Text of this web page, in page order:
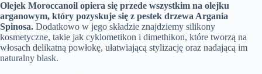
Olejek Moroccanoil opiera się przede wszystkim na olejku
arganowym, który pozyskuje się z pestek drzewa Argania
Spinosa. Dodatkowo w jego składzie znajdziemy silikony
kosmetyczne, takie jak cyklometikon i dimethikon, które tworzą na
włosach delikatną powłokę, ułatwiającą stylizację oraz nadającą im
naturalny blask.